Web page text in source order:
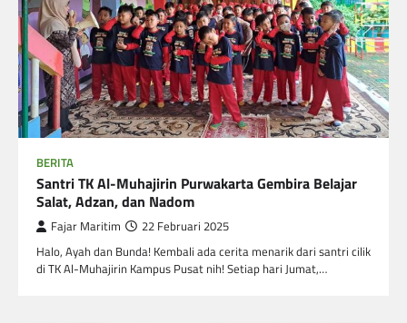
BERITA
Santri TK Al-Muhajirin Purwakarta Gembira Belajar
Salat, Adzan, dan Nadom
Fajar Maritim 22 Februari 2025
Halo, Ayah dan Bunda! Kembali ada cerita menarik dari santri cilik
di TK Al-Muhajirin Kampus Pusat nih! Setiap hari Jumat,…